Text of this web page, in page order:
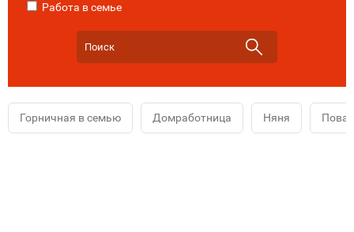
Работа в семье
Горничная в семью Домработница Няня